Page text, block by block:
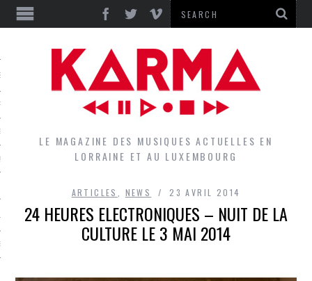
GROUPES DU LOCAL
LE MAGAZINE DES MUSIQUES ACTUELLES EN
LORRAINE ET AU LUXEMBOURG
ARTICLES NEWS 23 AVRIL 2014
24 HEURES ELECTRONIQUES – NUIT DE LA
CULTURE LE 3 MAI 2014